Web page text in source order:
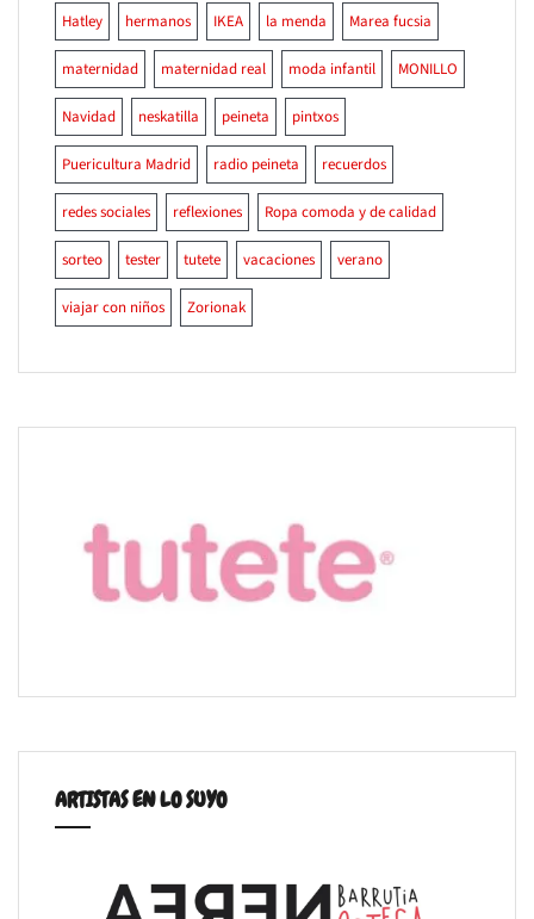
Hatley hermanos IKEA la menda Marea fucsia
maternidad maternidad real moda infantil MONILLO
Navidad neskatilla peineta pintxos
Puericultura Madrid radio peineta recuerdos
redes sociales reflexiones Ropa comoda y de calidad
sorteo tester tutete vacaciones verano
viajar con niños Zorionak
ARTISTAS EN LO SUYO